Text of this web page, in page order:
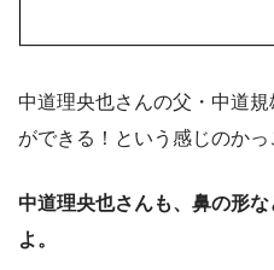
中道理央也さんの父・中道
ができる！という感じのかっ
中道理央也さんも、鼻の形
よ。